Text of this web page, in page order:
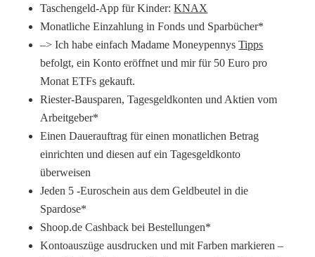
Taschengeld-App für Kinder:KNAX
Monatliche Einzahlung in Fonds und Sparbücher*
–> Ich habe einfach Madame MoneypennysTipps
befolgt, ein Konto eröffnet und mir für 50 Euro pro
Monat ETFs gekauft.
Riester-Bausparen, Tagesgeldkonten und Aktien vom
Arbeitgeber*
Einen Dauerauftrag für einen monatlichen Betrag
einrichten und diesen auf ein Tagesgeldkonto
überweisen
Jeden 5 -Euroschein aus dem Geldbeutel in die
Spardose*
Shoop.de Cashback bei Bestellungen*
Kontoauszüge ausdrucken und mit Farben markieren –